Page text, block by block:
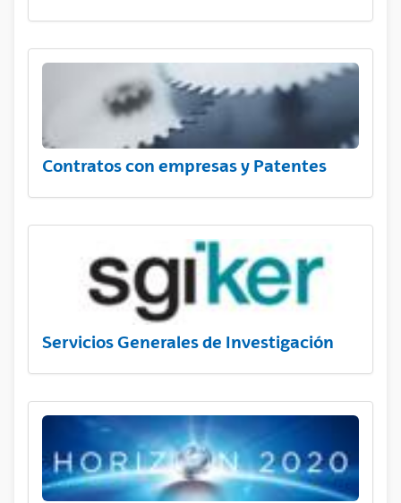
Contratos con empresas y Patentes
Servicios Generales de Investigación